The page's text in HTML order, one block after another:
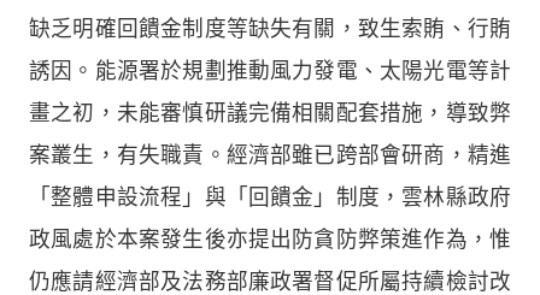
缺乏明確回饋金制度等缺失有關，致生索賄、行賄
誘因。能源署於規劃推動風力發電、太陽光電等計
畫之初，未能審慎研議完備相關配套措施，導致弊
案叢生，有失職責。經濟部雖已跨部會研商，精進
「整體申設流程」與「回饋金」制度，雲林縣政府
政風處於本案發生後亦提出防貪防弊策進作為，惟
仍應請經濟部及法務部廉政署督促所屬持續檢討改